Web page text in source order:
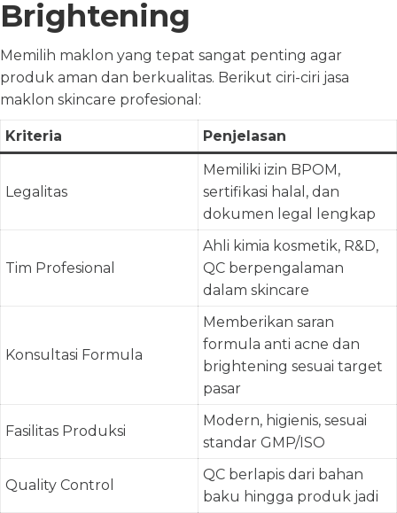
Brightening
Memilih maklon yang tepat sangat penting agar
produk aman dan berkualitas. Berikut ciri-ciri jasa
maklon skincare profesional:
Kriteria Penjelasan
Legalitas
Memiliki izin BPOM,
sertifikasi halal, dan
dokumen legal lengkap
Tim Profesional
Ahli kimia kosmetik, R&D,
QC berpengalaman
dalam skincare
Konsultasi Formula
Memberikan saran
formula anti acne dan
brightening sesuai target
pasar
Fasilitas Produksi
Modern, higienis, sesuai
standar GMP/ISO
Quality Control
QC berlapis dari bahan
baku hingga produk jadi